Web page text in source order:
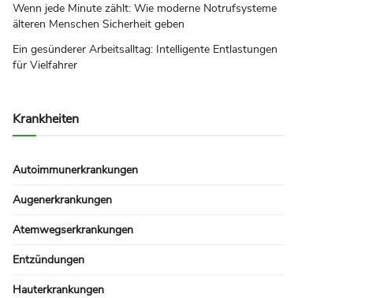
Wenn jede Minute zählt: Wie moderne Notrufsysteme
älteren Menschen Sicherheit geben
Ein gesünderer Arbeitsalltag: Intelligente Entlastungen
für Vielfahrer
Krankheiten
Autoimmunerkrankungen
Augenerkrankungen
Atemwegserkrankungen
Entzündungen
Hauterkrankungen